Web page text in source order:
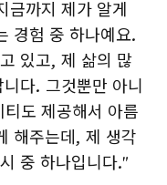
금까지 제가 알게
경험 중 하나예요.
있고, 제 삶의 많
다. 그것뿐만 아니
도 제공해서 아름
해주는데, 제 생각
중 하나입니다."